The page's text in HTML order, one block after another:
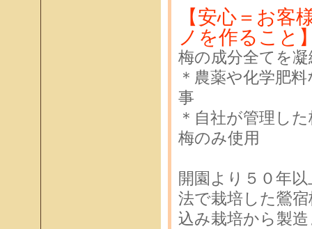
【安心＝お
ノを作ること
梅の成分全てを
＊農薬や化学肥
事
＊自社が管理し
梅のみ使用
開園より５０年
法で栽培した鶯
込み栽培から製